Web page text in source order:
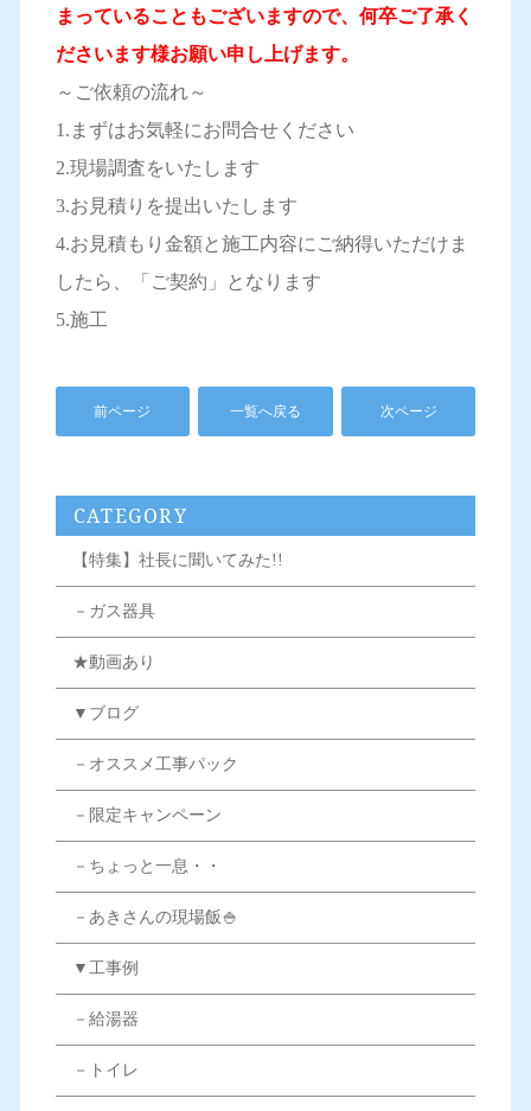
まっていることもございますので、何卒ご了承く
ださいます様お願い申し上げます。
～ご依頼の流れ～
1.まずはお気軽にお問合せください
2.現場調査をいたします
3.お見積りを提出いたします
4.お見積もり金額と施工内容にご納得いただけま
したら、「ご契約」となります
5.施工
前ページ 一覧へ戻る 次ページ
CATEGORY
【特集】社長に聞いてみた!!
－ガス器具
★動画あり
▼ブログ
－オススメ工事パック
－限定キャンペーン
－ちょっと一息・・
－あきさんの現場飯🍚
▼工事例
－給湯器
－トイレ